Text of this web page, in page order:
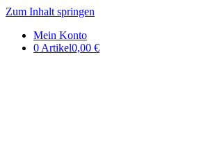
DE | Auerbachs Keller
Onlineshop
Zum Inhalt springen
Mein Konto
0 Artikel0,00 €